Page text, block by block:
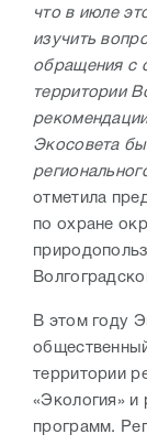
что в июле
изучить
обращения с
территории
Экосовета
отметила
по охране
В этом году
территории
«Экология» и
программ.